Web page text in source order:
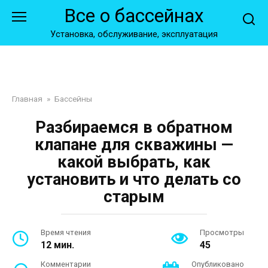
Все о бассейнах
Установка, обслуживание, эксплуатация
Главная » Бассейны
Разбираемся в обратном
клапане для скважины —
какой выбрать, как
установить и что делать со
старым
Время чтения
12 мин.
Просмотры
45
Комментарии Опубликовано